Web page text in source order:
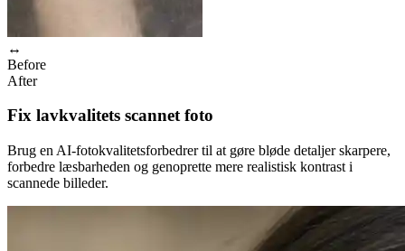
↔
Before
After
Fix lavkvalitets scannet foto
Brug en AI-fotokvalitetsforbedrer til at gøre bløde detaljer skarpere,
forbedre læsbarheden og genoprette mere realistisk kontrast i
scannede billeder.